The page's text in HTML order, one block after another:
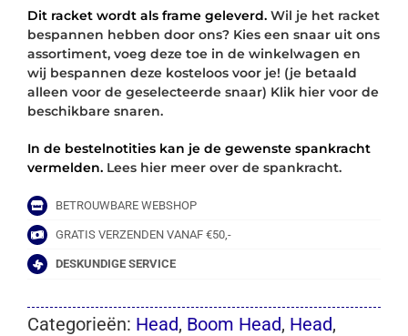
ZWART
aantal
Dit racket wordt als frame geleverd. Wil je het racket
bespannen hebben door ons? Kies een snaar uit ons
assortiment, voeg deze toe in de winkelwagen en
wij bespannen deze kosteloos voor je! (je betaald
alleen voor de geselecteerde snaar) Klik hier voor de
beschikbare snaren.
In de bestelnotities kan je de gewenste spankracht
vermelden. Lees hier meer over de spankracht.
BETROUWBARE WEBSHOP
GRATIS VERZENDEN VANAF €50,-
DESKUNDIGE SERVICE
Categorieën: Head, Boom Head, Head,